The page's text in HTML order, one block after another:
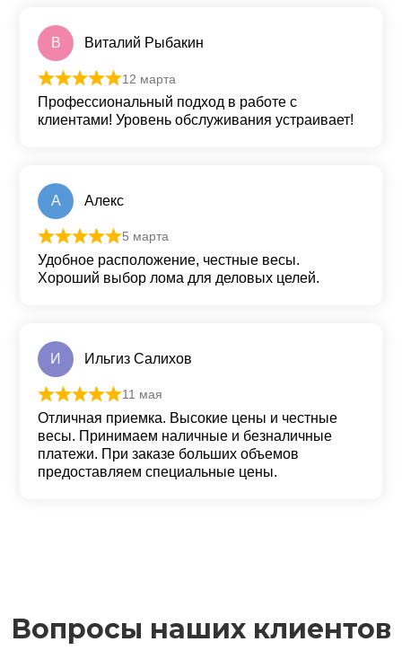
В Виталий Рыбакин
Оценка из 5
12 марта
Профессиональный подход в работе с
клиентами! Уровень обслуживания устраивает!
А Алекс
Оценка из 5
5 марта
Удобное расположение, честные весы.
Хороший выбор лома для деловых целей.
И Ильгиз Салихов
Оценка
11 мая
Отличная приемка. Высокие цены и честные
весы. Принимаем наличные и безналичные
платежи. При заказе больших объемов
предоставляем специальные цены.
Вопросы наших клиентов